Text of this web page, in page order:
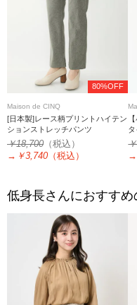
80%OFF
Maison de CINQ
[日本製]レース柄プリントハイテン
ションストレッチパンツ
￥18,700 （税込）
→ ￥3,740 （税込）
→
低身長さんにおすすめ